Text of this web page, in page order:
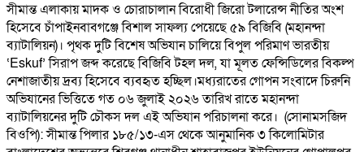
সীমান্ত এলাকায় মাদক ও চোরাচালান বিরোধী জিরো টলারেন্স নীতির অংশ
হিসেবে চাঁপাইনবাবগঞ্জে বিশাল সাফল্য পেয়েছে ৫৯ বিজিবি (মহানন্দা
ব্যাটালিয়ন)। পৃথক দুটি বিশেষ অভিযান চালিয়ে বিপুল পরিমাণ ভারতীয়
‘Eskuf’ সিরাপ জব্দ করেছে বিজিবি টহল দল, যা মূলত ফেন্সিডিলের বিকল্প
নেশাজাতীয় দ্রব্য হিসেবে ব্যবহৃত হচ্ছিল। ​মধ্যরাতের গোপন সংবাদে চিরুনি
অভিযানের ভিত্তিতে গত ০৬ জুলাই ২০২৬ তারিখ রাতে মহানন্দা
ব্যাটালিয়নের দুটি চৌকস দল এই অভিযান পরিচালনা করে। ​ (সোনামসজিদ
বিওপি): সীমান্ত পিলার ১৮৫/১৩-এস থেকে আনুমানিক ৩ কিলোমিটার